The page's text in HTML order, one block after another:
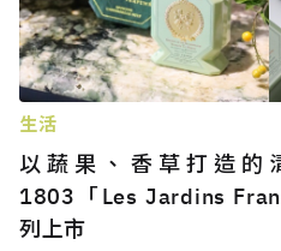
生活
以蔬果、香草打造的
1803「Les Jardins
列上市